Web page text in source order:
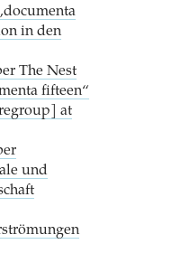
in den
The Nest
fifteen“
at
und